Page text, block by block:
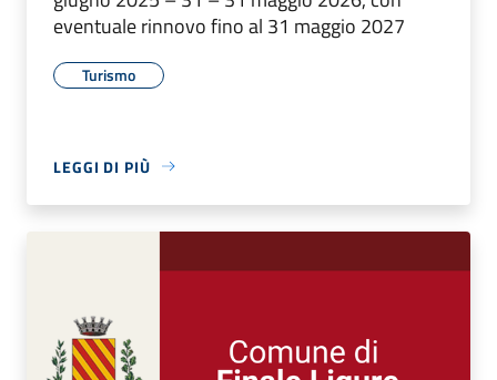
eventuale rinnovo fino al 31 maggio 2027
Turismo
LEGGI DI PIÙ